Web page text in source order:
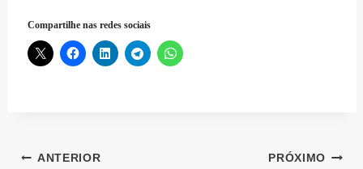
Compartilhe nas redes sociais
Navegação
ANTERIOR PRÓXIMO